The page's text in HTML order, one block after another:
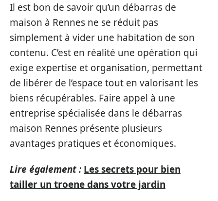
Il est bon de savoir qu’un débarras de
maison à Rennes ne se réduit pas
simplement à vider une habitation de son
contenu. C’est en réalité une opération qui
exige expertise et organisation, permettant
de libérer de l’espace tout en valorisant les
biens récupérables. Faire appel à une
entreprise spécialisée dans le débarras
maison Rennes présente plusieurs
avantages pratiques et économiques.
Lire également : Les secrets pour bien
tailler un troene dans votre jardin